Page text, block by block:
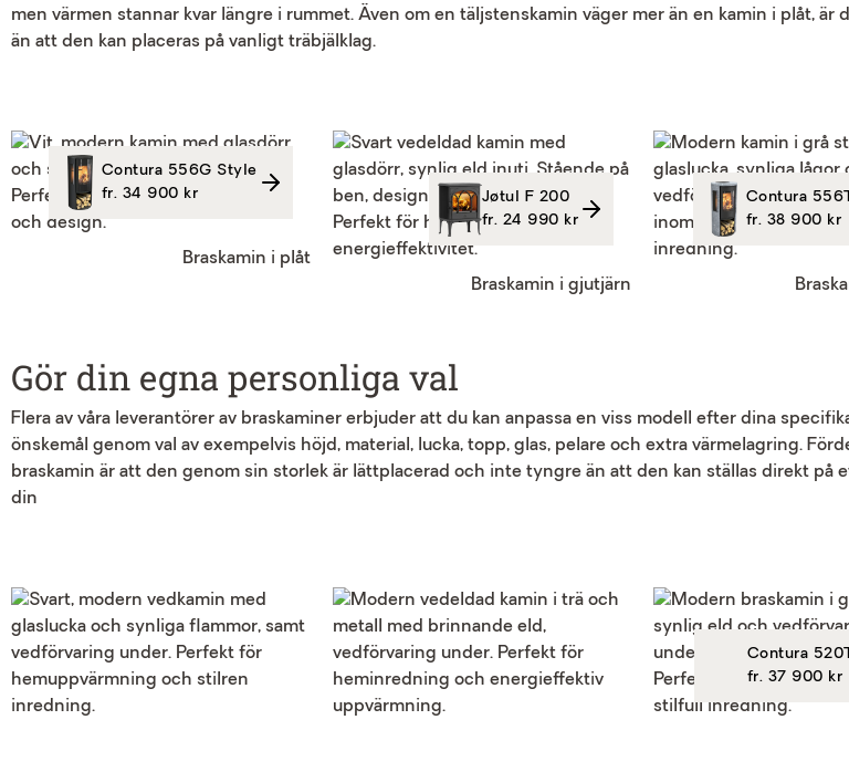
men värmen stannar kvar längre i rummet. Även om en täljstenskamin väger mer än en kamin i plåt, är
än att den kan placeras på vanligt träbjälklag.
Contura 556G Style
fr. 34 900 kr
Braskamin i plåt
Jøtul F 200
fr. 24 990 kr
Braskamin i gjutjärn
Contura
fr. 38 900 kr
Gör din egna personliga val
Flera av våra leverantörer av braskaminer erbjuder att du kan anpassa en viss modell efter dina
önskemål genom val av exempelvis höjd, material, lucka, topp, glas, pelare och extra värmelagring.
braskamin är att den genom sin storlek är lättplacerad och inte tyngre än att den kan ställas direkt på
din
Contura
fr. 37 900 kr